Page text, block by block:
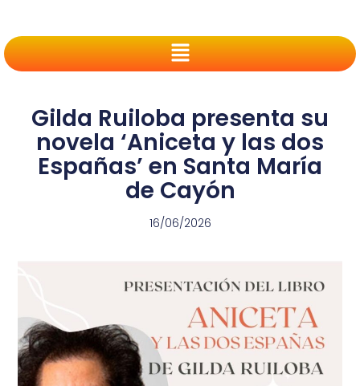
Gilda Ruiloba presenta su
novela ‘Aniceta y las dos
Españas’ en Santa María
de Cayón
16/06/2026